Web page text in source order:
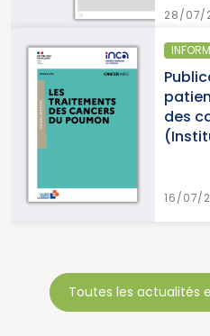
28/07/
des
16/07/
Toutes les actualités